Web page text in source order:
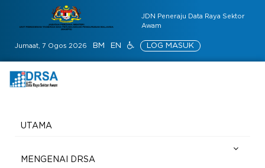
JDN Peneraju Data Raya Sektor
Awam
Jumaat, 7 Ogos 2026 BM EN LOG MASUK
UTAMA
MENGENAI DRSA